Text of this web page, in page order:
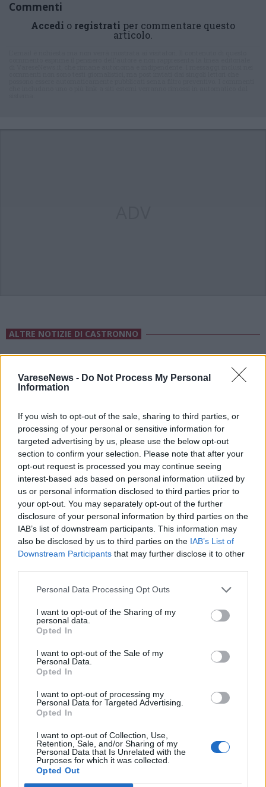
VareseNews - Do Not Process My Personal
Information
If you wish to opt-out of the sale, sharing to third parties, or
processing of your personal or sensitive information for
targeted advertising by us, please use the below opt-out
section to confirm your selection. Please note that after your
opt-out request is processed you may continue seeing
interest-based ads based on personal information utilized by
us or personal information disclosed to third parties prior to
your opt-out. You may separately opt-out of the further
disclosure of your personal information by third parties on the
IAB’s list of downstream participants. This information may
also be disclosed by us to third parties on the IAB’s List of
Downstream Participants that may further disclose it to other
Personal Data Processing Opt Outs
I want to opt-out of the Sharing of my
personal data.
Opted In
I want to opt-out of the Sale of my
Personal Data.
Opted In
I want to opt-out of processing my
Personal Data for Targeted Advertising.
Opted In
I want to opt-out of Collection, Use,
Retention, Sale, and/or Sharing of my
Personal Data that Is Unrelated with the
Purposes for which it was collected.
Opted Out
Commenti
Accedi o registrati per commentare questo
articolo.
ALTRE NOTIZIE DI CASTRONNO
CASTRONNO
Dai Boomer alla Gen Z: a Castronno la
a Castronno